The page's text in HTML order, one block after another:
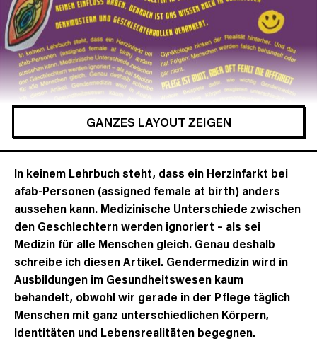
GANZES LAYOUT ZEIGEN
In keinem Lehrbuch steht, dass ein Herzinfarkt bei
afab-Personen (assigned female at birth) anders
aussehen kann. Medizinische Unterschiede zwischen
den Geschlechtern werden ignoriert – als sei
Medizin für alle Menschen gleich. Genau deshalb
schreibe ich diesen Artikel. Gendermedizin wird in
Ausbildungen im Gesundheitswesen kaum
behandelt, obwohl wir gerade in der Pflege täglich
Menschen mit ganz unterschiedlichen Körpern,
Identitäten und Lebensrealitäten begegnen.